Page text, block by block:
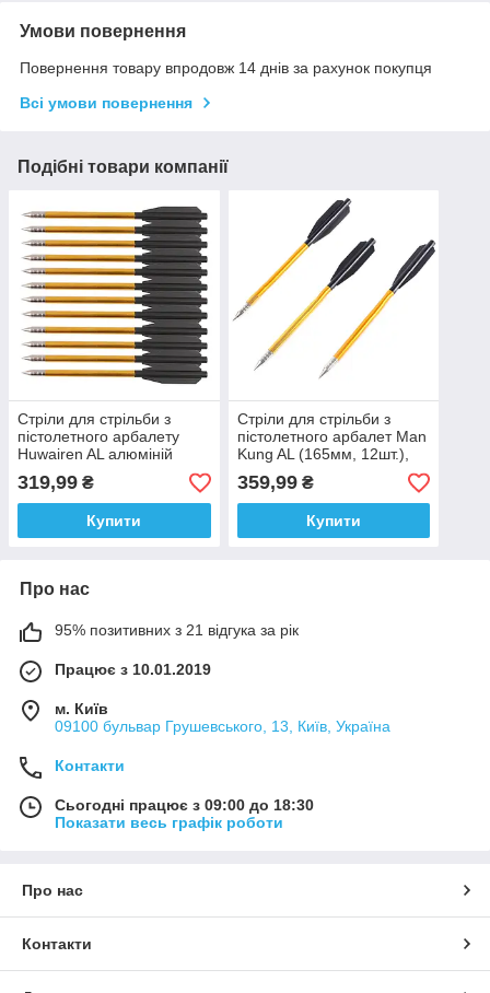
Умови повернення
Повернення товару впродовж 14 днів за рахунок покупця
Всі умови повернення
Подібні товари компанії
Стріли для стрільби з
пістолетного арбалету
Huwairen AL алюміній
165мм 12шт
319,99 ₴
Купити
Стріли для стрільби з
пістолетного арбалет Man
Kung AL (165мм, 12шт.),
алюміній
359,99₴
Купити
Про нас
95% позитивних з 21 відгука за рік
Працює з 10.01.2019
м. Київ
09100 бульвар Грушевського, 13, Київ, Україна
Контакти
Сьогодні працює з 09:00 до 18:30
Показати весь графік роботи
Про нас
Контакти